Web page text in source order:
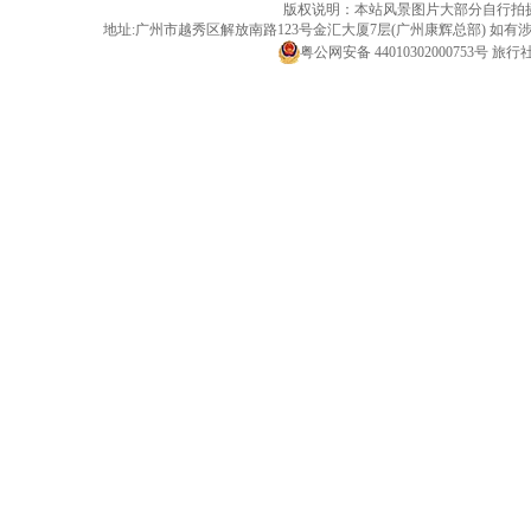
版权说明：本站风景图片大部分自行
地址:广州市越秀区解放南路123号金汇大厦7层(广州康辉总部) 如
粤公网安备 44010302000753号 旅行